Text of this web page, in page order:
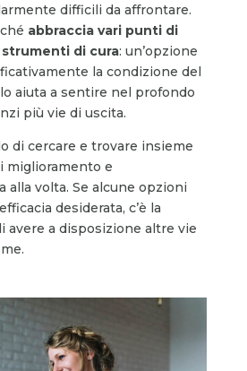
difficili da affrontare.
abbraccia vari punti di
strumenti di cura: un’opzione
la condizione del
aiuta a sentire nel profondo
più vie di uscita.
di cercare e trovare insieme
miglioramento e
alla volta. Se alcune opzioni
desiderata, c’è la
avere a disposizione altre vie